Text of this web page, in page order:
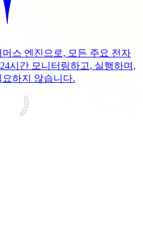
스 엔진으로, 모든 주요 전자
시간 모니터링하고, 실행하며,
하지 않습니다.